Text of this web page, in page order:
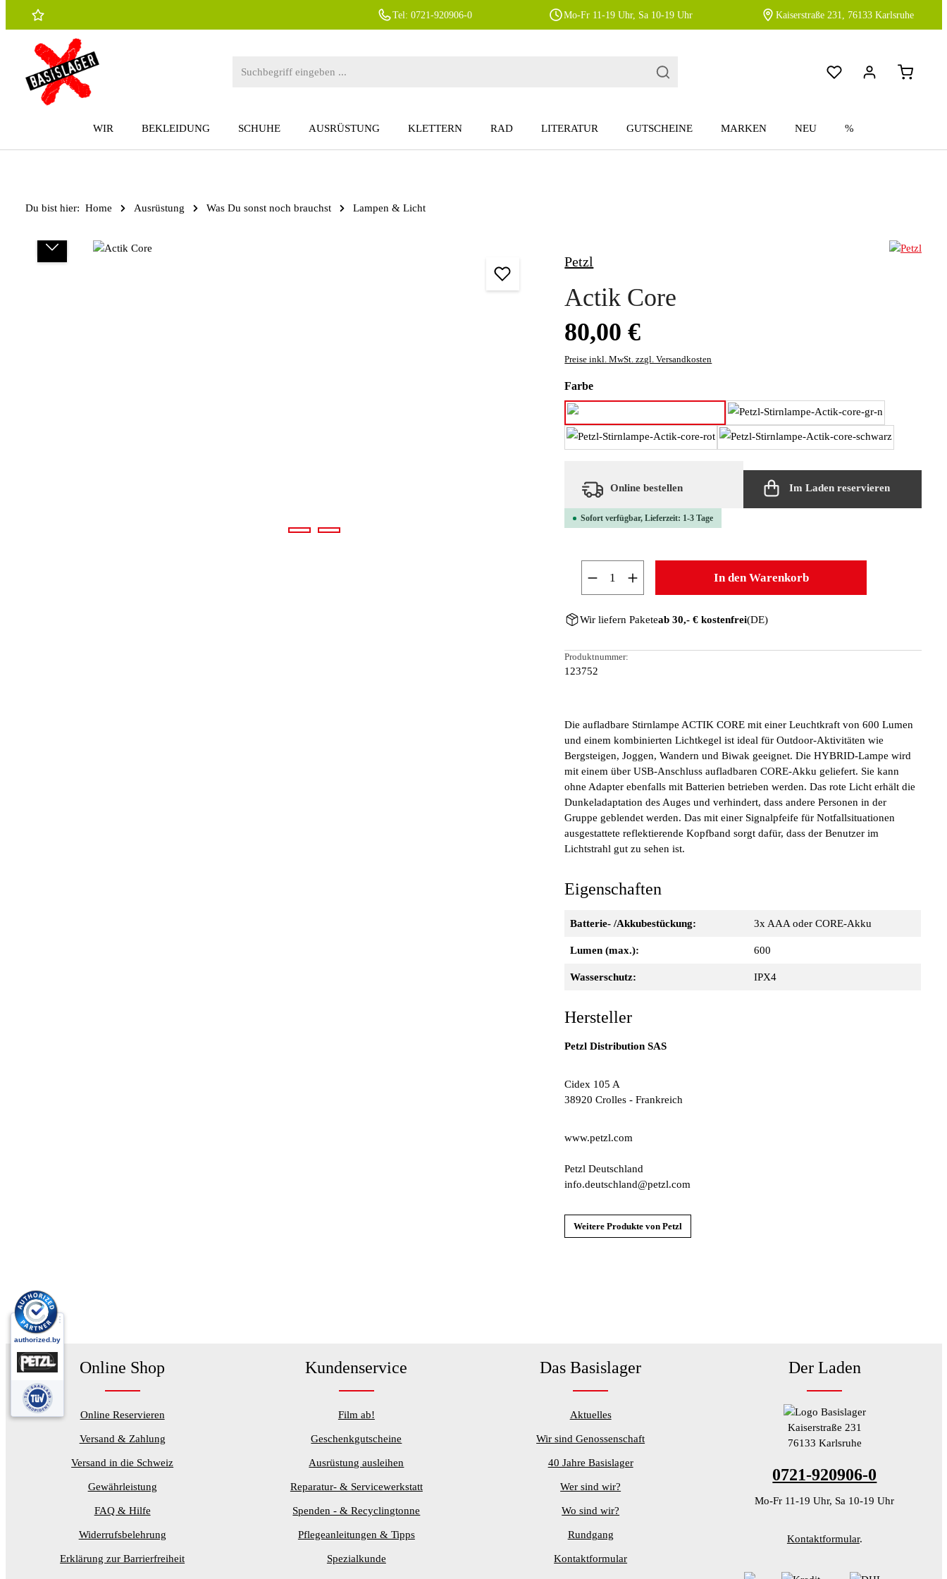
Hauptinhalt springen
Zur Suche springen
Zur Hauptnavigation springen Tel: 0721-920906-0 Mo-Fr 11-19 Uhr, Sa 10-19 Uhr Kaiserstraße 231, 76133 Karlsruhe
WIR BEKLEIDUNG SCHUHE AUSRÜSTUNG KLETTERN RAD LITERATUR GUTSCHEINE MARKEN NEU %
Du bist hier: Home Ausrüstung Was Du sonst noch brauchst Lampen & Licht
Bildergalerie überspringen
Petzl
Actik Core
80,00 €
Preise inkl. MwSt. zzgl. Versandkosten
Farbeauswählen
rot
Online bestellen Im Laden reservieren
Sofort verfügbar, Lieferzeit: 1-3 Tage
Produkt Anzahl: Gib den gewünschten Wert ein
In den Warenkorb
Wir liefern Paketeab 30,- € kostenfrei(DE)
Produktnummer:
123752
Die aufladbare Stirnlampe ACTIK CORE mit einer Leuchtkraft von 600 Lumen
und einem kombinierten Lichtkegel ist ideal für Outdoor-Aktivitäten wie
Bergsteigen, Joggen, Wandern und Biwak geeignet. Die HYBRID-Lampe wird
mit einem über USB-Anschluss aufladbaren CORE-Akku geliefert. Sie kann
ohne Adapter ebenfalls mit Batterien betrieben werden. Das rote Licht erhält die
Dunkeladaptation des Auges und verhindert, dass andere Personen in der
Gruppe geblendet werden. Das mit einer Signalpfeife für Notfallsituationen
ausgestattete reflektierende Kopfband sorgt dafür, dass der Benutzer im
Lichtstrahl gut zu sehen ist.
Eigenschaften
Batterie- /Akkubestückung: 3x AAA oder CORE-Akku
Lumen (max.): 600
Wasserschutz: IPX4
Hersteller
Petzl Distribution SAS
Cidex 105 A
38920 Crolles - Frankreich
www.petzl.com
Petzl Deutschland
info.deutschland@petzl.com
Weitere Produkte von Petzl
Online Shop
Online Reservieren
Versand & Zahlung
Versand in die Schweiz
Gewährleistung
FAQ & Hilfe
Widerrufsbelehrung
Erklärung zur Barrierfreiheit
Kundenservice
Film ab!
Geschenkgutscheine
Ausrüstung ausleihen
Reparatur- & Servicewerkstatt
Spenden - & Recyclingtonne
Pflegeanleitungen & Tipps
Spezialkunde
Das Basislager
Aktuelles
Wir sind Genossenschaft
40 Jahre Basislager
Wer sind wir?
Wo sind wir?
Rundgang
Kontaktformular
Der Laden
Kaiserstraße 231
76133 Karlsruhe
0721-920906-0
Mo-Fr 11-19 Uhr, Sa 10-19 Uhr
Kontaktformular.